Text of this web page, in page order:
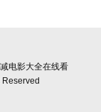
电影大全在线看